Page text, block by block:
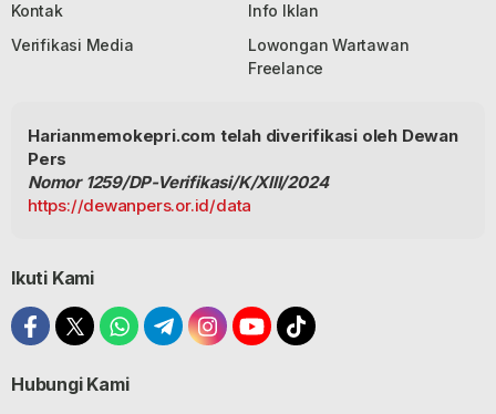
Kontak
Info Iklan
Verifikasi Media
Lowongan Wartawan
Freelance
Harianmemokepri.com telah diverifikasi oleh Dewan
Pers
Nomor 1259/DP-Verifikasi/K/XIII/2024
https://dewanpers.or.id/data
Ikuti Kami
Hubungi Kami